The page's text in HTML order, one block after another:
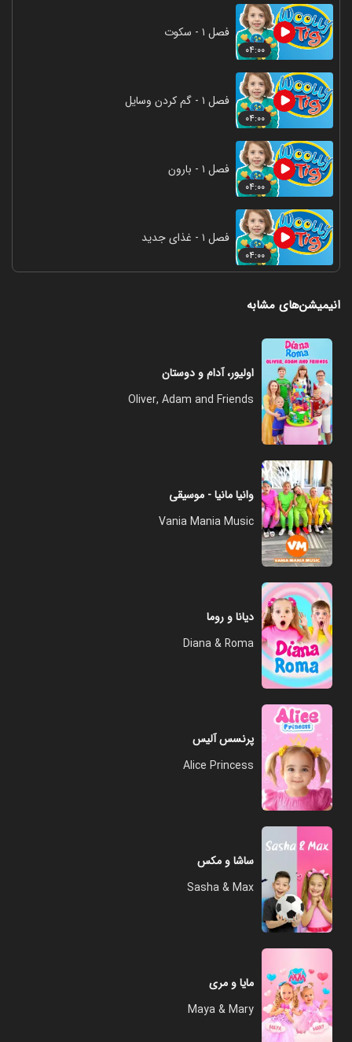
۰۴:۰۰
فصل ۱ - سکوت
۰۴:۰۰
فصل ۱ - گم کردن وسایل
۰۴:۰۰
فصل ۱ - بارون
۰۴:۰۰
فصل ۱ - غذای جدید
انیمیشن‌های مشابه
اولیور، آدام و دوستان
Oliver, Adam and Friends
وانیا مانیا - موسیقی
Vania Mania Music
دیانا و روما
Diana & Roma
پرنسس آلیس
Alice Princess
ساشا و مکس
Sasha & Max
مایا و مری
Maya & Mary